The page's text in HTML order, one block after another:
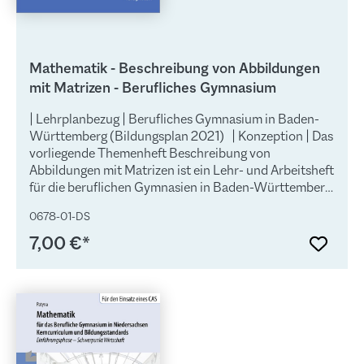
Mathematik - Beschreibung von Abbildungen
mit Matrizen - Berufliches Gymnasium
| Lehrplanbezug | Berufliches Gymnasium in Baden-
Württemberg (Bildungsplan 2021) | Konzeption | Das
vorliegende Themenheft Beschreibung von
Abbildungen mit Matrizen ist ein Lehr- und Arbeitsheft
für die beruflichen Gymnasien in Baden-Württemberg.
Bildungsplan für die gymnasiale Oberstufe,
Mathematik, in Baden-Württemberg, der zum
01.08.2021 in Kraft tritt. Die Ausgabe Beschreibung
Gymnasien technischer Richtung (TG) verbindlich.
Dabei berücksichtigt das Autorenteam sowohl die im
Lehrplan geforderten inhalts- als auch die
prozessbezogenen Kompetenzen (modellieren,
Werkzeuge und mathematische Darstellungen nutzen,
0678-01-DS
7,00 €*